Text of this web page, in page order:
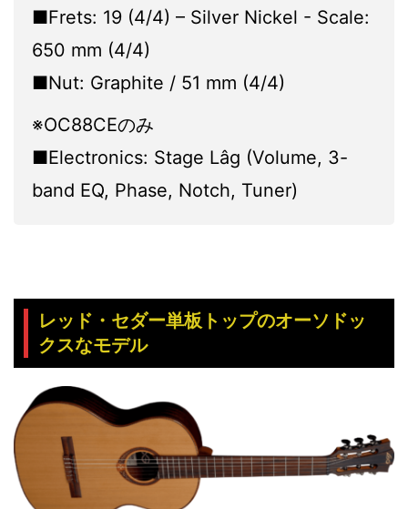
■Frets: 19 (4/4) – Silver Nickel - Scale:
650 mm (4/4)
■Nut: Graphite / 51 mm (4/4)
※OC88CEのみ
■Electronics: Stage Lâg (Volume, 3-
band EQ, Phase, Notch, Tuner)
レッド・セダー単板トップのオーソドッ
クスなモデル